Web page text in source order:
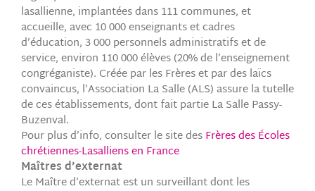
lasallienne, implantées dans 111 communes, et
accueille, avec 10 000 enseignants et cadres
d’éducation, 3 000 personnels administratifs et de
service, environ 110 000 élèves (20% de l’enseignement
congréganiste). Créée par les Frères et par des laïcs
convaincus, l’Association La Salle (ALS) assure la tutelle
de ces établissements, dont fait partie La Salle Passy-
Buzenval.
Pour plus d’info, consulter le site desFrères des Écoles
chrétiennes-Lasalliens en France
Maîtres d’externat
Le Maître d’externat est un surveillant dont les